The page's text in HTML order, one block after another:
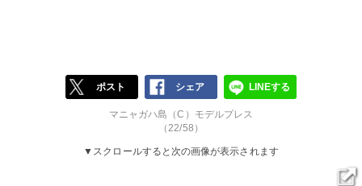
ポスト シェア LINEする
マニャガハ島（C）モデルプレス
（22/58）
▼スクロールすると次の画像が表示されます